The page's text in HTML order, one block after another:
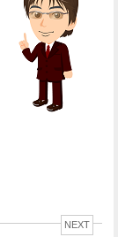
NEXT